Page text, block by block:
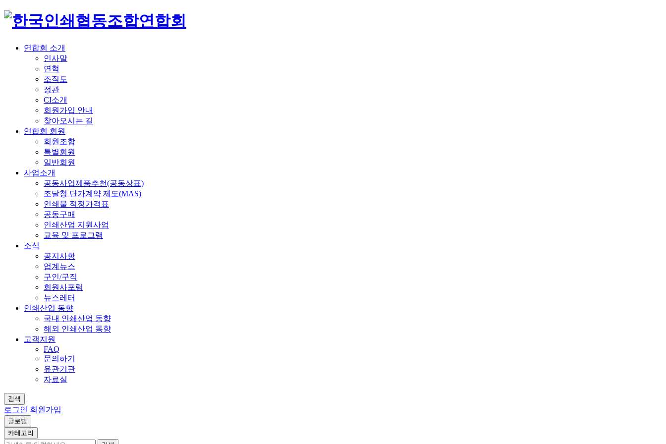
연합회 소개
인사말
연혁
조직도
정관
CI소개
회원가입 안내
찾아오시는 길
연합회 회원
회원조합
특별회원
일반회원
사업소개
공동사업제품추천(공동상표)
조달청 단가계약 제도(MAS)
인쇄물 적정가격표
공동구매
인쇄산업 지원사업
교육 및 프로그램
소식
공지사항
업계뉴스
구인/구직
회원사포럼
뉴스레터
인쇄산업 동향
국내 인쇄산업 동향
해외 인쇄산업 동향
고객지원
FAQ
문의하기
유관기관
자료실
검색
로그인 회원가입
글로벌
카테고리